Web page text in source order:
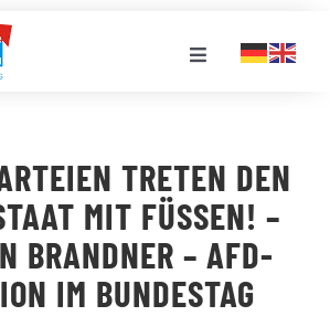
Toggle
TRETEN DEN
MIT FÜSSEN! – S
BRANDNER – AFD-F
IM BUNDESTAG